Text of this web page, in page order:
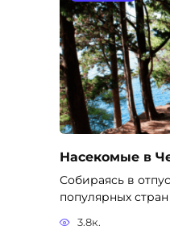
Насекомые в
Собираясь в
популярных стран
3.8к.